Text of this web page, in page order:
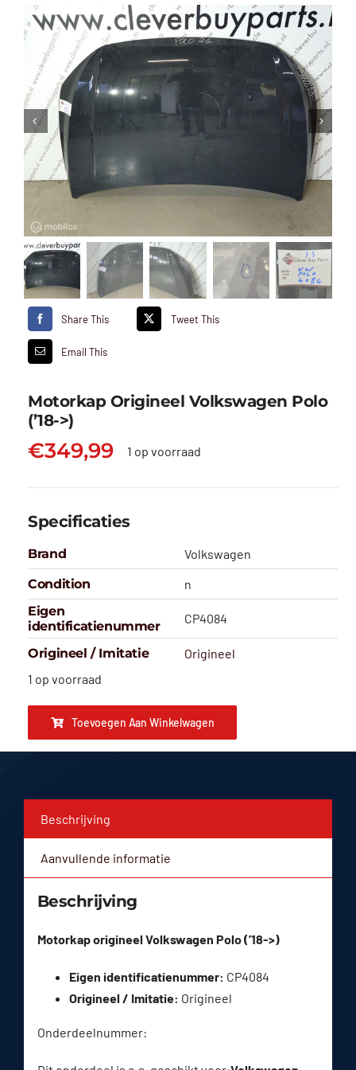
Share This Tweet This
Email This
Motorkap Origineel Volkswagen Polo
(’18->)
€349,99 1 op voorraad
Specificaties
Brand
Volkswagen
Condition
n
Eigen
identificatienummer
CP4084
Origineel / Imitatie
Origineel
1 op voorraad
Toevoegen Aan Winkelwagen
Beschrijving
Aanvullende informatie
Beschrijving
Motorkap origineel Volkswagen Polo (’18->)
Eigen identificatienummer: CP4084
Origineel / Imitatie: Origineel
Onderdeelnummer: